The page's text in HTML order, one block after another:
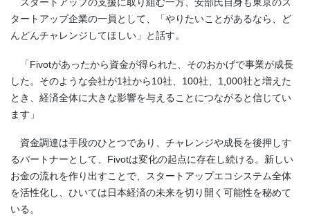
スタートアップの支援に取り組む一方、安部氏自身も東京のス
タートアップ企業の一員として、「やりたいことがあるなら、ど
んどんチャレンジしてほしい」と話す。
「Fivotがあったから資金が得られた、そのおかげで事業が成長
した。そのような会社が1社から10社、100社、1,000社と増えた
とき、経済全体に大きな影響を与えることにつながると信じてい
ます」
資金調達は手段のひとつであり、チャレンジや成長を後押しす
るパートナーとして、Fivotは変化の起点に存在し続ける。新しい
お金の流れを作り出すことで、スタートアップエコシステム全体
を活性化し、ひいては日本経済の未来を切り開く可能性を秘めて
いる。